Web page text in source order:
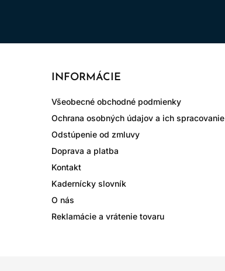
INFORMÁCIE
Všeobecné obchodné podmienky
Ochrana osobných údajov a ich spracovanie
Odstúpenie od zmluvy
Doprava a platba
Kontakt
Kadernícky slovník
O nás
Reklamácie a vrátenie tovaru